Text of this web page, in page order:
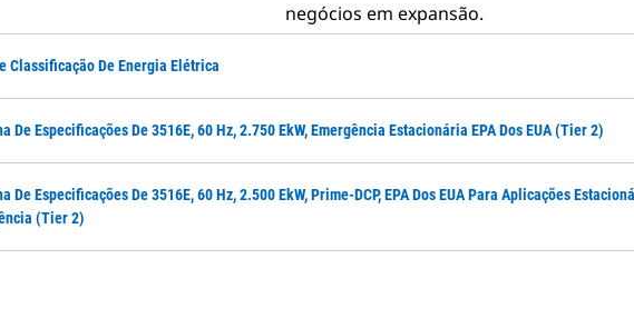
negócios em expansão.
Classificação De Energia Elétrica
De Especificações De 3516E, 60 Hz, 2.750 EkW, Emergência Estacionária EPA Dos EUA (Tier 2)
De Especificações De 3516E, 60 Hz, 2.500 EkW, Prime-DCP, EPA Dos EUA Para Aplicações
(Tier 2)